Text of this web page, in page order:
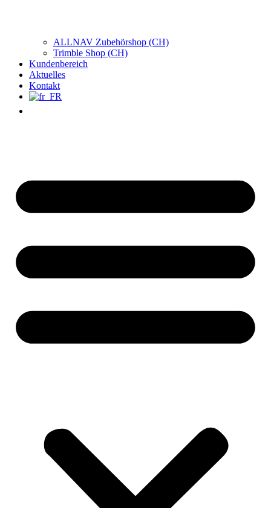
ALLNAV Zubehörshop (CH)
Trimble Shop (CH)
Kundenbereich
Aktuelles
Kontakt